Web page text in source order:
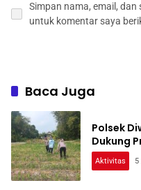
Simpan nama, email,
untuk komentar saya
Baca Juga
Polsek
Dukung
Aktivitas 5